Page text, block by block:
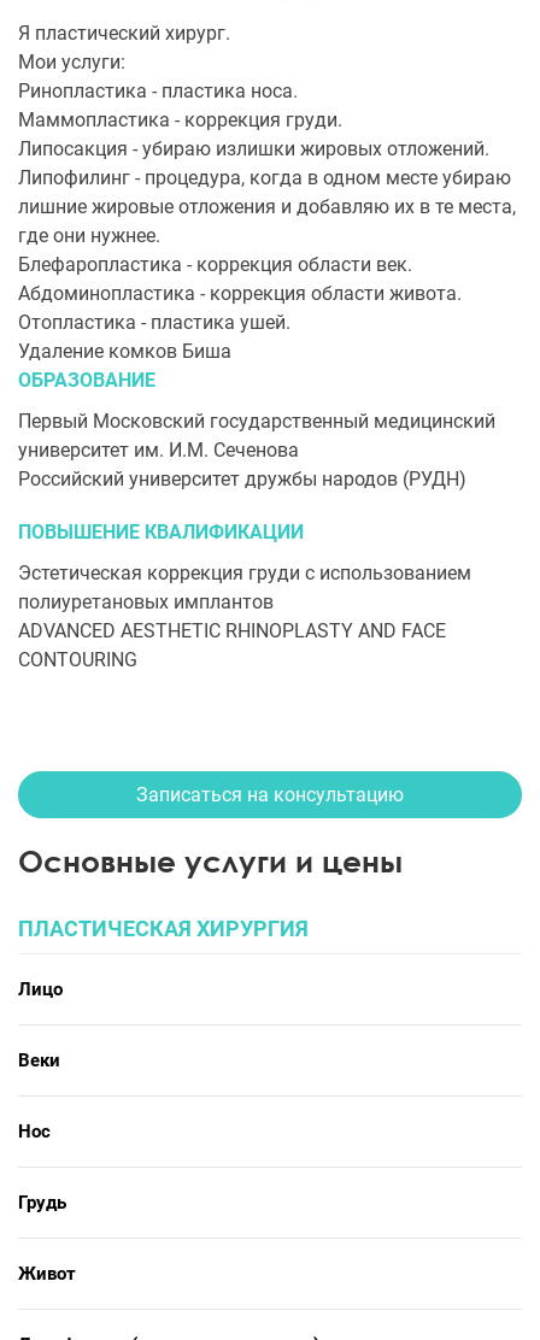
Я пластический хирург.
Мои услуги:
Ринопластика - пластика носа.
Маммопластика - коррекция груди.
Липосакция - убираю излишки жировых отложений.
Липофилинг - процедура, когда в одном месте убираю
лишние жировые отложения и добавляю их в те места,
где они нужнее.
Блефаропластика - коррекция области век.
Абдоминопластика - коррекция области живота.
Отопластика - пластика ушей.
Удаление комков Биша
ОБРАЗОВАНИЕ
Первый Московский государственный медицинский
университет им. И.М. Сеченова
Российский университет дружбы народов (РУДН)
ПОВЫШЕНИЕ КВАЛИФИКАЦИИ
Эстетическая коррекция груди с использованием
полиуретановых имплантов
ADVANCED AESTHETIC RHINOPLASTY AND FACE
CONTOURING
Записаться на консультацию
Основные услуги и цены
ПЛАСТИЧЕСКАЯ ХИРУРГИЯ
Лицо
Веки
Нос
Грудь
Живот